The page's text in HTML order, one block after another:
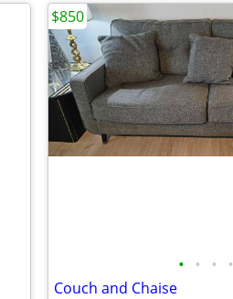
• • • •
Couch and Chaise
$850